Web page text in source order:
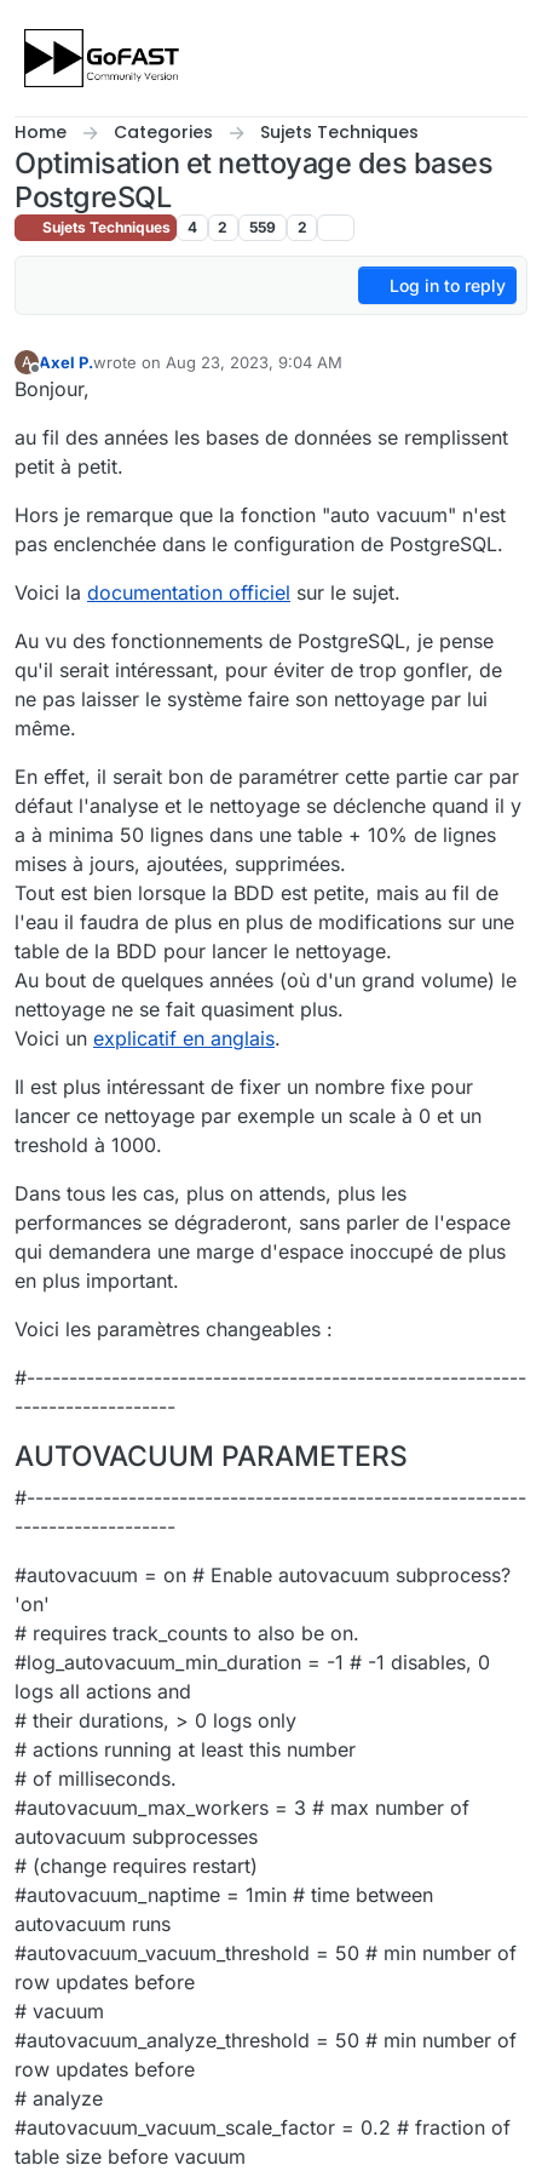
Home Categories Sujets Techniques
Optimisation et nettoyage des bases
PostgreSQL
Sujets Techniques 4 2 559 2
Log in to reply
A
Offline
Axel P.wrote on Aug 23, 2023, 9:04 AM
last edited by Axel P.Aug 23, 2023, 12:04 PM
Bonjour,
au fil des années les bases de données se remplissent
petit à petit.
Hors je remarque que la fonction "auto vacuum" n'est
pas enclenchée dans le configuration de PostgreSQL.
Voici la documentation officiel sur le sujet.
Au vu des fonctionnements de PostgreSQL, je pense
qu'il serait intéressant, pour éviter de trop gonfler, de
ne pas laisser le système faire son nettoyage par lui
même.
En effet, il serait bon de paramétrer cette partie car par
défaut l'analyse et le nettoyage se déclenche quand il y
a à minima 50 lignes dans une table + 10% de lignes
mises à jours, ajoutées, supprimées.
Tout est bien lorsque la BDD est petite, mais au fil de
l'eau il faudra de plus en plus de modifications sur une
table de la BDD pour lancer le nettoyage.
Au bout de quelques années (où d'un grand volume) le
nettoyage ne se fait quasiment plus.
Voici un explicatif en anglais.
Il est plus intéressant de fixer un nombre fixe pour
lancer ce nettoyage par exemple un scale à 0 et un
treshold à 1000.
Dans tous les cas, plus on attends, plus les
performances se dégraderont, sans parler de l'espace
qui demandera une marge d'espace inoccupé de plus
en plus important.
Voici les paramètres changeables :
#-----------------------------------------------------------
-------------------
AUTOVACUUM PARAMETERS
#-----------------------------------------------------------
-------------------
#autovacuum = on # Enable autovacuum subprocess?
'on'
# requires track_counts to also be on.
#log_autovacuum_min_duration = -1 # -1 disables, 0
logs all actions and
# their durations, > 0 logs only
# actions running at least this number
# of milliseconds.
#autovacuum_max_workers = 3 # max number of
autovacuum subprocesses
# (change requires restart)
#autovacuum_naptime = 1min # time between
autovacuum runs
#autovacuum_vacuum_threshold = 50 # min number of
row updates before
# vacuum
#autovacuum_analyze_threshold = 50 # min number of
row updates before
# analyze
#autovacuum_vacuum_scale_factor = 0.2 # fraction of
table size before vacuum